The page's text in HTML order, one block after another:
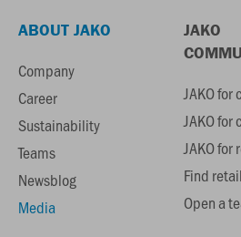
ABOUT JAKO
Company
Career
Sustainability
Teams
Newsblog
Media
JAKO
JAKO for
JAKO for
JAKO for
Find
Open a